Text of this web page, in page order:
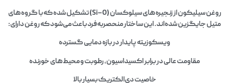
روغن سیلیکون از زنجیره‌های سیلوکسان (Si–O) تشکیل شده که با گروه‌های
متیل جایگزین شده‌اند. این ساختار منحصر‌به‌فرد باعث می‌شود که روغن دارای:
ویسکوزیته پایدار در بازه دمایی گسترده
مقاومت عالی در برابر اکسیداسیون، رطوبت و محیط‌های خورنده
خاصیت دی‌الکتریک بسیار بالا